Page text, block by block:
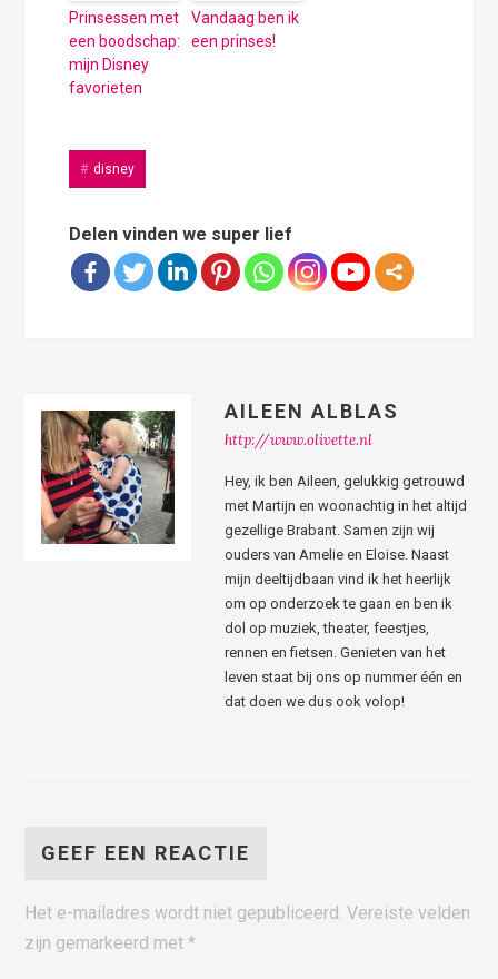
Prinsessen met
een boodschap:
mijn Disney
favorieten
Vandaag ben ik
een prinses!
disney
Delen vinden we super lief
AILEEN ALBLAS
http://www.olivette.nl
Hey, ik ben Aileen, gelukkig getrouwd
met Martijn en woonachtig in het altijd
gezellige Brabant. Samen zijn wij
ouders van Amelie en Eloise. Naast
mijn deeltijdbaan vind ik het heerlijk
om op onderzoek te gaan en ben ik
dol op muziek, theater, feestjes,
rennen en fietsen. Genieten van het
leven staat bij ons op nummer één en
dat doen we dus ook volop!
GEEF EEN REACTIE
Het e-mailadres wordt niet gepubliceerd. Vereiste velden
zijn gemarkeerd met*